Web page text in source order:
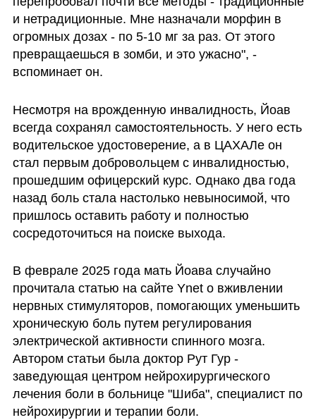
и нетрадиционные. Мне назначали морфин в
огромных дозах - по 5-10 мг за раз. От этого
превращаешься в зомби, и это ужасно", -
вспоминает он.
Несмотря на врожденную инвалидность, Йоав
всегда сохранял самостоятельность. У него есть
водительское удостоверение, а в ЦАХАЛе он
стал первым добровольцем с инвалидностью,
прошедшим офицерский курс. Однако два года
назад боль стала настолько невыносимой, что
пришлось оставить работу и полностью
сосредоточиться на поиске выхода.
В феврале 2025 года мать Йоава случайно
прочитала статью на сайте Ynet о вживлении
нервных стимуляторов, помогающих уменьшить
хроническую боль путем регулирования
электрической активности спинного мозга.
Автором статьи была доктор Рут Гур -
заведующая центром нейрохирургического
лечения боли в больнице "Шиба", специалист по
нейрохирургии и терапии боли.